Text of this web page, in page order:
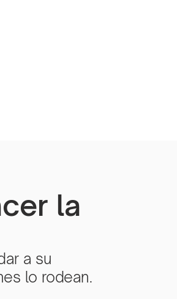
la
a su
lo rodean.